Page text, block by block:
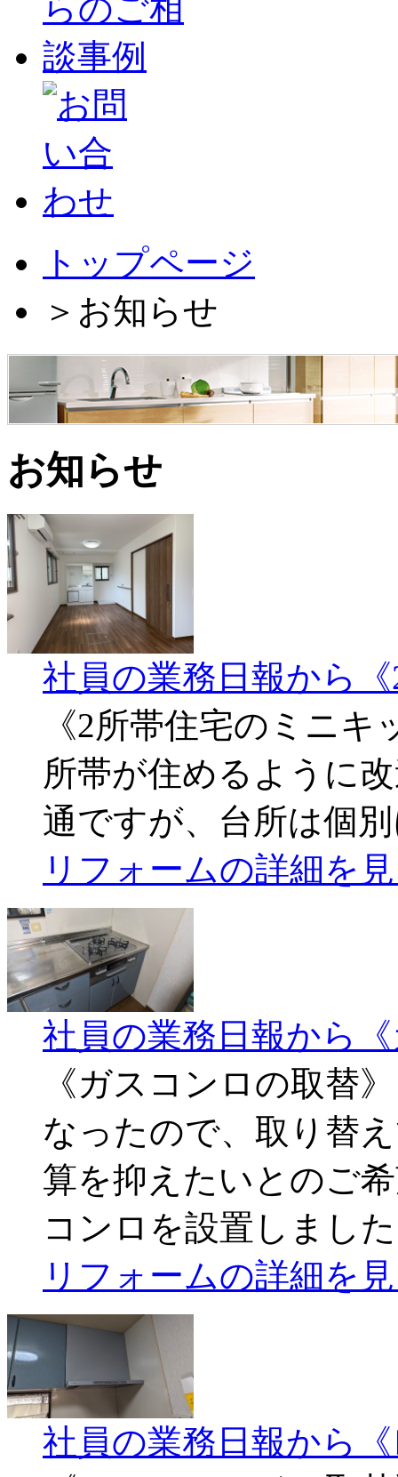
トップページ
＞ お知らせ
お知らせ
社員の業務日報から
《2所帯住宅のミニ
所帯が住めるように
通ですが、台所は個
リフォームの詳細を
社員の業務日報から
《ガスコンロの取替
なったので、取り替
算を抑えたいとのご
コンロを設置しまし
リフォームの詳細を
社員の業務日報から